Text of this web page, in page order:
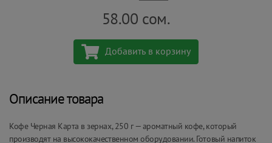
58.00 сом.
Добавить в корзину
Описание товара
Кофе Черная Карта в зернах, 250 г — ароматный кофе, который
производят на высококачественном оборудовании. Готовый напиток